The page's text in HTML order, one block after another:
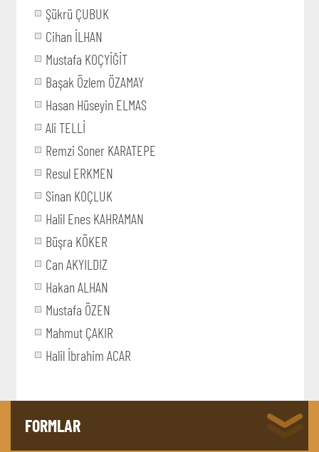
Şükrü ÇUBUK
Cihan İLHAN
Mustafa KOÇYİĞİT
Başak Özlem ÖZAMAY
Hasan Hüseyin ELMAS
Ali TELLİ
Remzi Soner KARATEPE
Resul ERKMEN
Sinan KOÇLUK
Halil Enes KAHRAMAN
Büşra KÖKER
Can AKYILDIZ
Hakan ALHAN
Mustafa ÖZEN
Mahmut ÇAKIR
Halil İbrahim ACAR
FORMLAR